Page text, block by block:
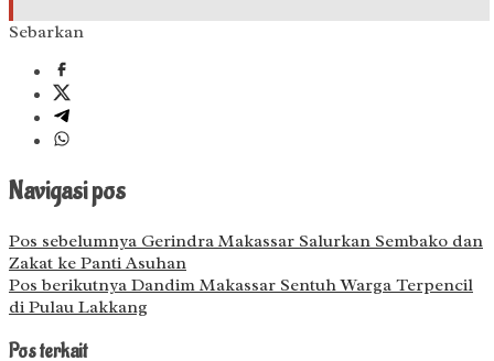
Sebarkan
Navigasi pos
Pos sebelumnya Gerindra Makassar Salurkan Sembako dan
Zakat ke Panti Asuhan
Pos berikutnya Dandim Makassar Sentuh Warga Terpencil
di Pulau Lakkang
Pos terkait